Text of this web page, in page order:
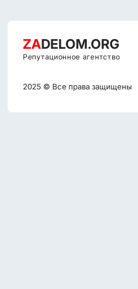
ZADELOM.ORG
Репутационное агентство
2025 © Все права защищены